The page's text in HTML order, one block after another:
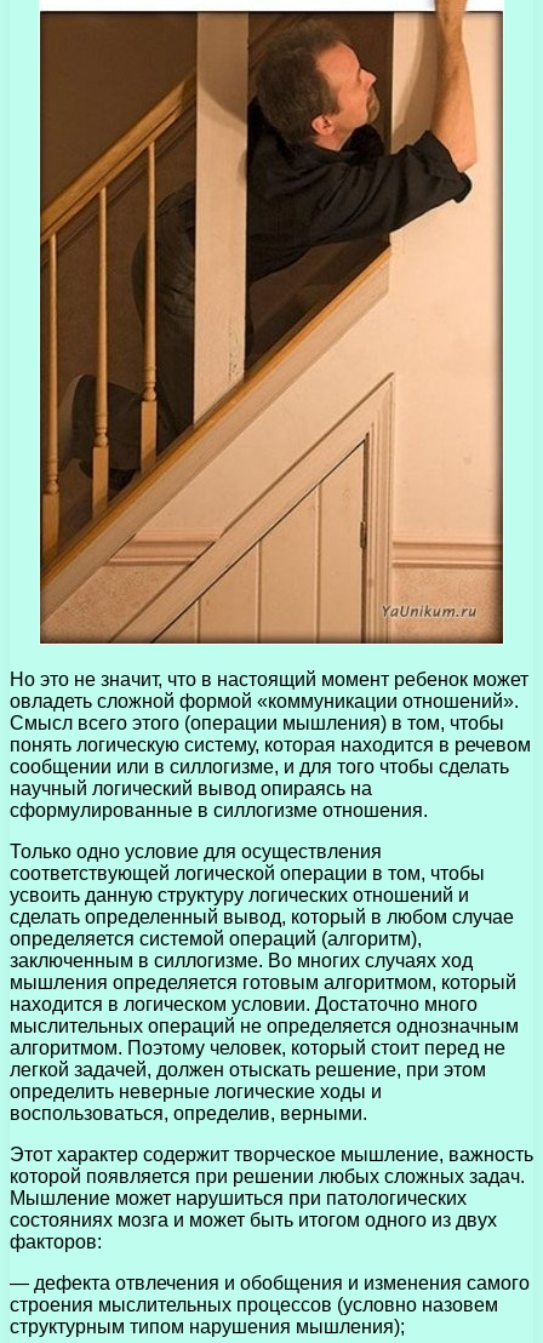
Но это не значит, что в настоящий момент ребенок может
овладеть сложной формой «коммуникации отношений».
Смысл всего этого (операции мышления) в том, чтобы
понять логическую систему, которая находится в речевом
сообщении или в силлогизме, и для того чтобы сделать
научный логический вывод опираясь на
сформулированные в силлогизме отношения.
Только одно условие для осуществления
соответствующей логической операции в том, чтобы
усвоить данную структуру логических отношений и
сделать определенный вывод, который в любом случае
определяется системой операций (алгоритм),
заключенным в силлогизме. Во многих случаях ход
мышления определяется готовым алгоритмом, который
находится в логическом условии. Достаточно много
мыслительных операций не определяется однозначным
алгоритмом. Поэтому человек, который стоит перед не
легкой задачей, должен отыскать решение, при этом
определить неверные логические ходы и
воспользоваться, определив, верными.
Этот характер содержит творческое мышление, важность
которой появляется при решении любых сложных задач.
Мышление может нарушиться при патологических
состояниях мозга и может быть итогом одного из двух
факторов:
— дефекта отвлечения и обобщения и изменения самого
строения мыслительных процессов (условно назовем
структурным типом нарушения мышления);